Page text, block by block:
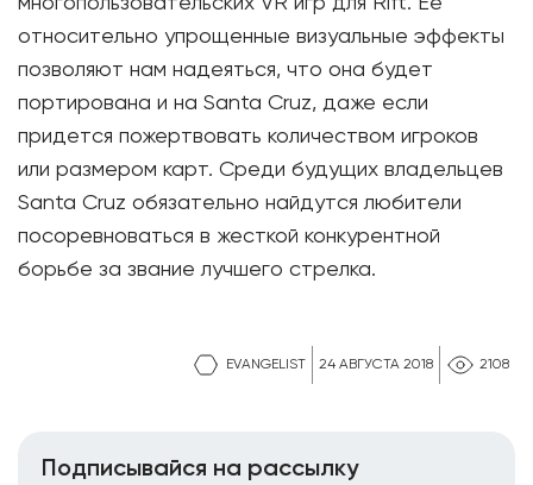
EVANGELIST 24 АВГУСТА 2018 2108
относительно упрощенные визуальные эффекты
позволяют нам надеяться, что она будет
портирована и на Santa Cruz, даже если
придется пожертвовать количеством игроков
или размером карт. Среди будущих владельцев
Santa Cruz обязательно найдутся любители
посоревноваться в жесткой конкурентной
борьбе за звание лучшего стрелка.
Подписывайся на рассылку